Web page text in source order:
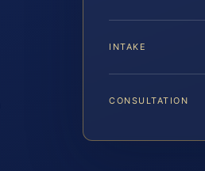
INTAKE
CONSULTATION